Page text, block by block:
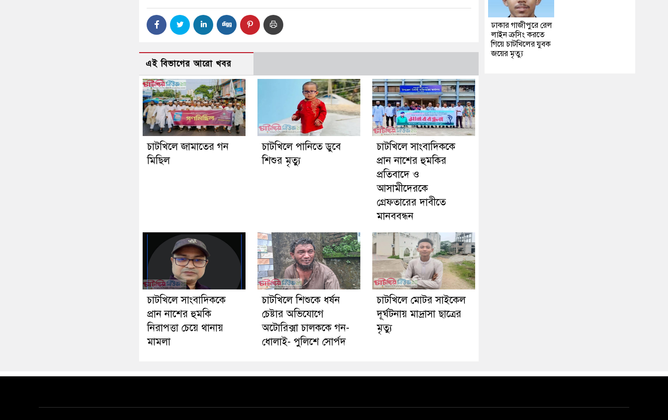
এই বিভাগের আরো খবর
চাটখিলে জামাতের গন
মিছিল
চাটখিলে পানিতে ডুবে
শিশুর মৃত্যু
চাটখিলে সাংবাদিককে
প্রান নাশের হুমকির
প্রতিবাদে ও
আসামীদেরকে
গ্রেফতারের দাবীতে
মানববন্ধন
চাটখিলে সাংবাদিককে
প্রান নাশের হুমকি
নিরাপত্তা চেয়ে থানায়
মামলা
চাটখিলে শিশুকে ধর্ষন
চেষ্টার অভিযোগে
অটোরিক্সা চালককে গন-
ধোলাই- পুলিশে সোর্পদ
চাটখিলে মোটর সাইকেল
দূর্ঘটনায় মাদ্রাসা ছাত্রের
মৃত্যু
ঢাকার গাজীপুরে রেল
লাইন ক্রসিং করতে
গিয়ে চাটখিলের যুবক
জয়ের মৃত্যু